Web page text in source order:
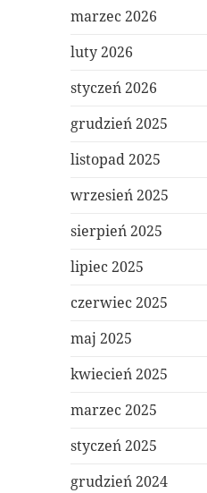
marzec 2026
luty 2026
styczeń 2026
grudzień 2025
listopad 2025
wrzesień 2025
sierpień 2025
lipiec 2025
czerwiec 2025
maj 2025
kwiecień 2025
marzec 2025
styczeń 2025
grudzień 2024